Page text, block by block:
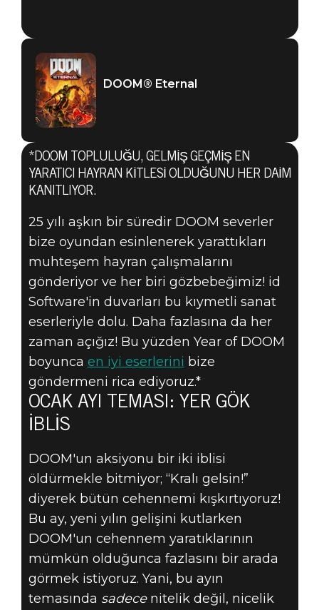
DOOM® Eternal
02 Ocak 2020
DOOM HAYRAN
ÇALIŞMANI
GÖNDER - OCAK
AYI TEMASI:
YER GÖK İBLIS
DOOM® Eternal
*DOOM TOPLULUĞU, GELMIŞ GEÇMIŞ EN
YARATICI HAYRAN KITLESI OLDUĞUNU HER DAIM
KANITLIYOR.
25 yılı aşkın bir süredir DOOM severler
bize oyundan esinlenerek yarattıkları
muhteşem hayran çalışmalarını
gönderiyor ve her biri gözbebeğimiz! id
Software'in duvarları bu kıymetli sanat
eserleriyle dolu. Daha fazlasına da her
zaman açığız! Bu yüzden Year of DOOM
boyunca en iyi eserlerini bize
göndermeni rica ediyoruz.*
OCAK AYI TEMASI: YER GÖK
İBLIS
DOOM'un aksiyonu bir iki iblisi
öldürmekle bitmiyor; “Kralı gelsin!”
diyerek bütün cehennemi kışkırtıyoruz!
Bu ay, yeni yılın gelişini kutlarken
DOOM'un cehennem yaratıklarının
mümkün olduğunca fazlasını bir arada
görmek istiyoruz. Yani, bu ayın
temasında sadecenitelik değil, nicelik